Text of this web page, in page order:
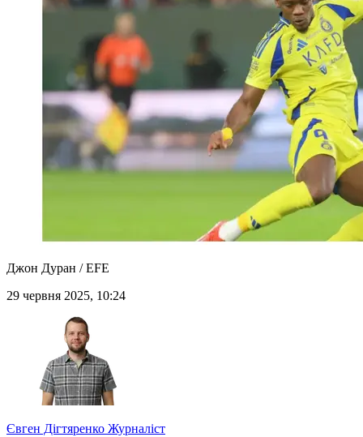
Джон Дуран / EFE
29 червня 2025, 10:24
Євген Дігтяренко Журналіст